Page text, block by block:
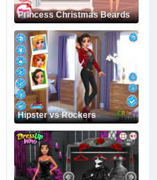
Princess Christmas Beards
Hipster vs Rockers